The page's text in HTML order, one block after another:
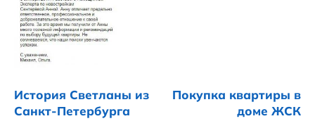
История Светланы из
Санкт-Петербурга
Покупка квартиры в
доме ЖСК